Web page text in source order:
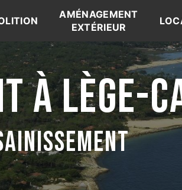
AMÉNAGEMENT
EXTÉRIEUR
À LÈGE-